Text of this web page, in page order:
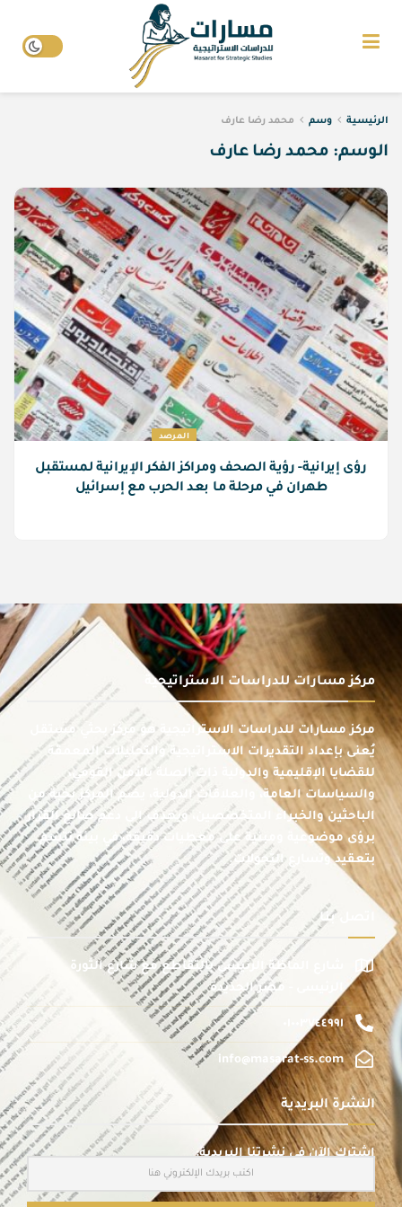
الرئيسية وسم محمد رضا عارف
الوسم: محمد رضا عارف
المرصد
رؤى إيرانية- رؤية الصحف ومراكز الفكر الإيرانية لمستقبل
طهران في مرحلة ما بعد الحرب مع إسرائيل
مركز مسارات للدراسات الاستراتيجية
مركز مسارات للدراسات الاستراتيجية هو مركز بحثي مستقل
يُعنى بإعداد التقديرات الاستراتيجية والتحليلات المعمقة
للقضايا الإقليمية والدولية ذات الصلة بالأمن القومي،
والسياسات العامة، والعلاقات الدولية، يضم المركز نخبة من
الباحثين والخبراء المتخصصين، ويهدف إلى دعم صانع القرار
برؤى موضوعية ومبنية على معطيات دقيقة، في بيئة تتسم
بتعقيد وتسارع التحولات.
اتصل بنا
شارع الماظة الرئيسى بالتقاطع مع شارع الثورة
الرئيسى - مصر الجديدة
٠١٠٠٣٧٤٤٩٩١
info@masarat-ss.com
النشرة البريدية
اشترك الآن في نشرتنا البريدية: